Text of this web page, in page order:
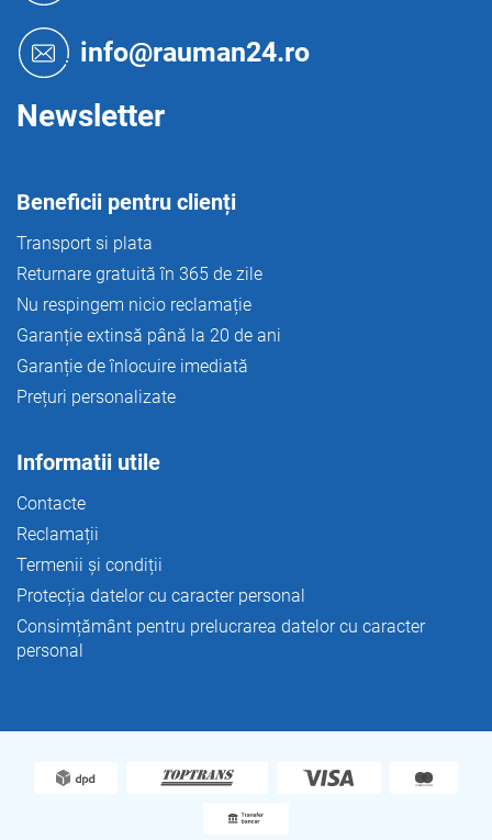
info@rauman24.ro
Newsletter
Beneficii pentru clienți
Transport si plata
Returnare gratuită în 365 de zile
Nu respingem nicio reclamație
Garanție extinsă până la 20 de ani
Garanție de înlocuire imediată
Prețuri personalizate
Informatii utile
Contacte
Reclamații
Termenii și condiții
Protecția datelor cu caracter personal
Consimțământ pentru prelucrarea datelor cu caracter
personal